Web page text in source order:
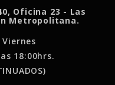
Oficina 23 - Las
Metropolitana.
Viernes
18:00hrs.